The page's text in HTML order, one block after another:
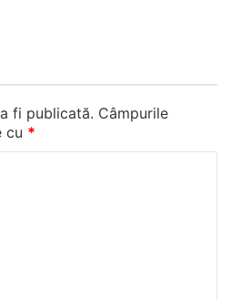
fi publicată. Câmpurile
cu *